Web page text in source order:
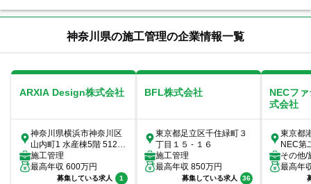
神奈川県の施工管理の企業情報一覧
ARXIA Design株式会社
神奈川県横浜市神奈川区
山内町1 水産棟5階 512号
室
施工管理
最高年収 600万円
募集している求人 1
BFL株式会社
東京都足立区千住緑町３
丁目１５ - １６
施工管理
最高年収 850万円
募集している求人 36
NECフ
式会社
東京都
NEC第
その他/
理/ビル
ルメン
最高年